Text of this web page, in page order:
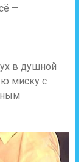
—
в душной
миску с